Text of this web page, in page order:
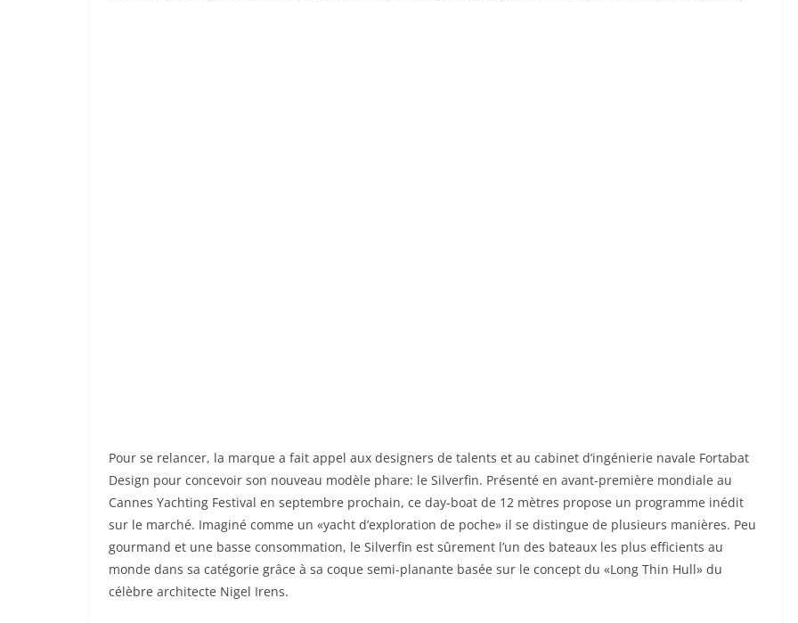
Pour se relancer, la marque a fait appel aux designers de talents et au cabinet d’ingénierie navale Fortabat
Design pour concevoir son nouveau modèle phare: le Silverfin. Présenté en avant-première mondiale au
Cannes Yachting Festival en septembre prochain, ce day-boat de 12 mètres propose un programme inédit
sur le marché. Imaginé comme un «yacht d’exploration de poche» il se distingue de plusieurs manières. Peu
gourmand et une basse consommation, le Silverfin est sûrement l’un des bateaux les plus efficients au
monde dans sa catégorie grâce à sa coque semi-planante basée sur le concept du «Long Thin Hull» du
célèbre architecte Nigel Irens.